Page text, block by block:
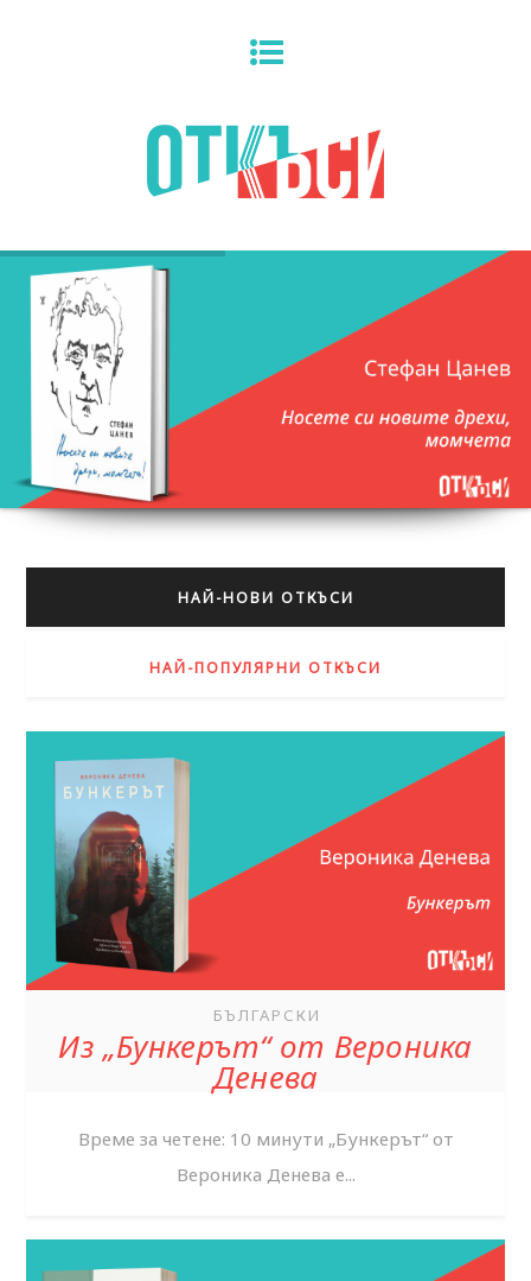
НАЙ-НОВИ ОТКЪСИ
НАЙ-ПОПУЛЯРНИ ОТКЪСИ
БЪЛГАРСКИ
Из „Бункерът“ от Вероника
Денева
Време за четене: 10 минути „Бункерът“ от
Вероника Денева е...